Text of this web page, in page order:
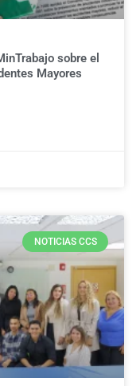
sobre el
Mayores
NOTICIAS CCS